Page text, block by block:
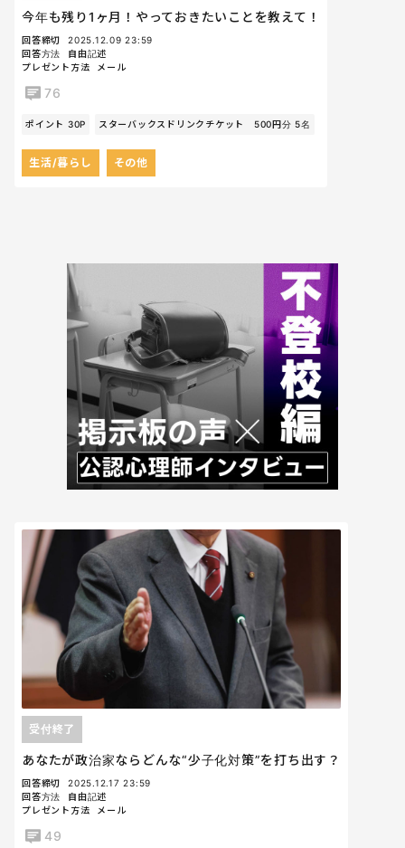
今年も残り1ヶ月！やっておきたいことを教えて！
回答締切
2025.12.09 23:59
回答方法
自由記述
プレゼント方法
メール
76
ポイント 30P スターバックスドリンクチケット 500円分 5名
生活/暮らし その他
あなたが政治家ならどんな“少子化対策”を打ち出す？
受付終了
回答締切
2025.12.17 23:59
回答方法
自由記述
プレゼント方法
メール
49